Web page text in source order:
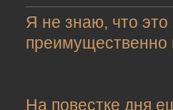
Я не знаю, что это
преимущественно
На повестке дня